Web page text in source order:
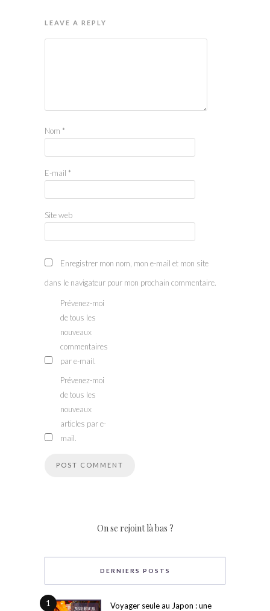
LEAVE A REPLY
Nom *
E-mail *
Site web
Enregistrer mon nom, mon e-mail et mon site
dans le navigateur pour mon prochain commentaire.
Prévenez-moi
de tous les
nouveaux
commentaires
par e-mail.
Prévenez-moi
de tous les
nouveaux
articles par e-
mail.
On se rejoint là bas ?
DERNIERS POSTS
1
Voyager seule au Japon : une